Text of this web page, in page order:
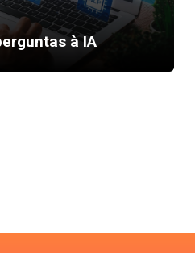
à IA
Next